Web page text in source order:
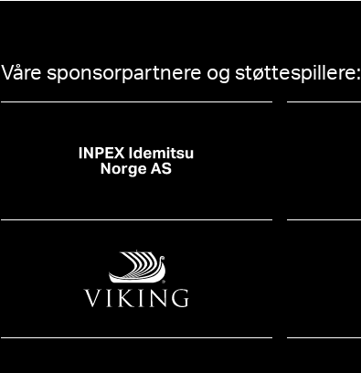
Våre sponsorpartnere og støttespillere: